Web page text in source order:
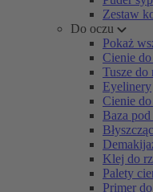
Zestaw
Do oczu
Pokaż
Cienie
Tusze do
Eyelinery
Cienie
Baza
Klej do
Palety
Primer